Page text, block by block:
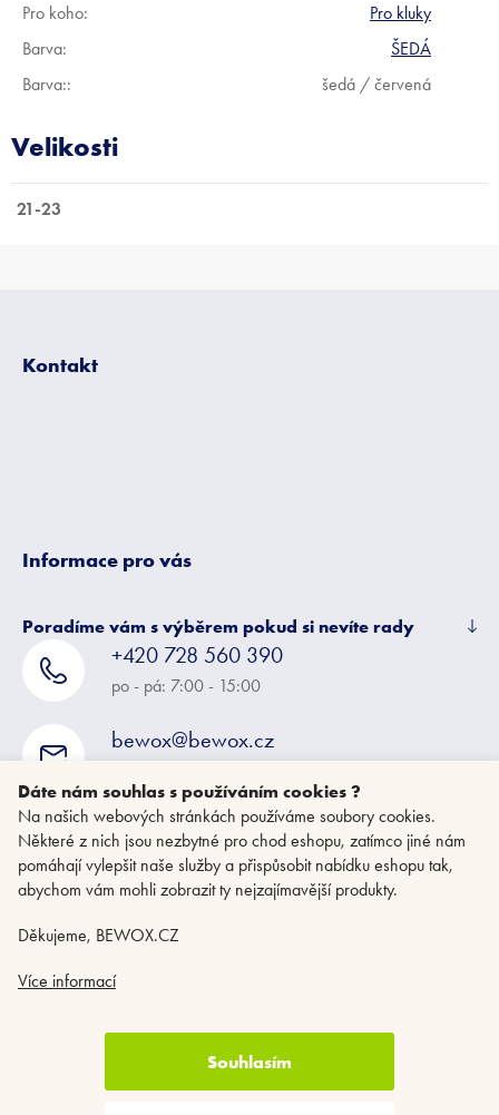
Dáte nám souhlas s používáním cookies ?
Na našich webových stránkách používáme soubory cookies.
Některé z nich jsou nezbytné pro chod eshopu, zatímco jiné nám
pomáhají vylepšit naše služby a přispůsobit nabídku eshopu tak,
abychom vám mohli zobrazit ty nejzajímavější produkty.
Děkujeme, BEWOX.CZ
Více informací
Souhlasím
Pro koho:
Pro kluky
Barva:
ŠEDÁ
Barva:: šedá / červená
21-23
Kontakt
Informace pro vás
Poradíme vám s výběrem pokud si nevíte rady
+420 728 560 390
po - pá: 7:00 - 15:00
bewox@bewox.cz